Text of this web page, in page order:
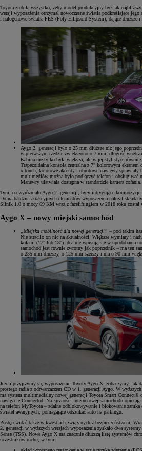
Toyota zrobiła wszystko, żeby model produkcyjny był jak
wersji wyposażenia otrzymał nowoczesne światła podkreślające
i halogenowe światła PES (Poly-Ellipsoid System), dające dłuższe i
Aygo 2. generacji było o 25 mm dłuższe niż jego
w pierwszym rzędzie zwiększono o 7 mm, długość
Kabina nie tylko była większa, ale w jej stylistyce również
Trapezoidalna konsola centralna z 7" kolorowym
x-touch, kolorowe akcenty i obrotowe nawiewy sprawiały
multimediów można było podłączyć telefon i obsługiwać
Manewry ułatwiała dostępna w standardzie kamera cofania.
Tym, co wyróżniało Aygo 2. generacji, były intrygujące kompozycje
Do najbardziej atrakcyjnych elementów wyposażenia należał
Silnik 1.0 o mocy 69 KM wraz z faceliftingiem w 2018 roku został
Aygo X – nowy miejski samochód
„Miejska mobilność dla nowej generacji” – pod takim
Nie straciło on nic na aktualności. Większe wymiary i
kołami (17" lub 18") idealnie wpisują się w upodobania
samochód jest równie zwrotny jak poprzednik – ma ten
o 235 mm dłuższy, o 125 mm szerszy i ma o 90 mm
Jeżeli przyjrzymy się wyposażenie Toyoty Aygo X, zobaczymy, jak
prostego radia z odtwarzaczem CD w 1. generacji Aygo. W
ma system multimedialny nowej generacji Toyota Smart Connect®
nawigację Connected. Na łączności internetowej samochodu
na telefon MyToyota – zdalne odblokowywanie i blokowanie zamka
świateł awaryjnych, pomagające odszukać auto na parkingu.
Postęp widać także w kwestiach związanych z bezpieczeństwem.
2. generacji w wyższych wersjach wyposażenia zyskało dwa
Sense (TSS). Nowe Aygo X ma znacznie dłuższą listę systemów
uczestników ruchu, w tym: